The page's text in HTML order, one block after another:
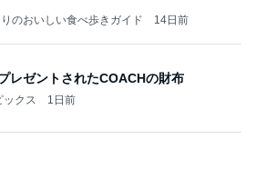
のおいしい食べ歩きガイド 14日前
レゼントされたCOACHの財布
クス 1日前